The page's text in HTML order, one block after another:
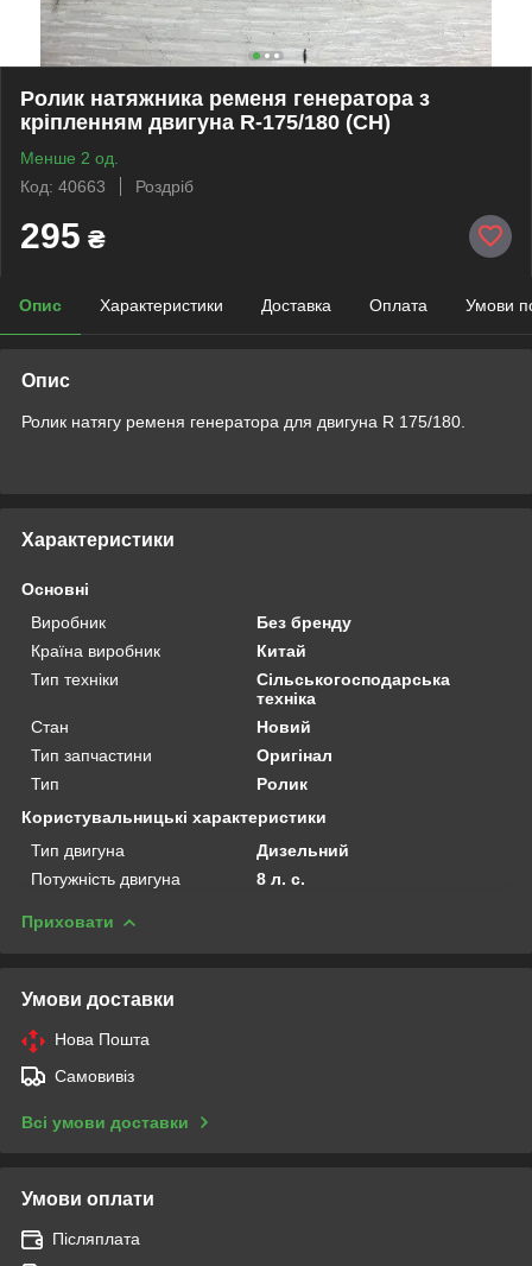
Ролик натяжника ременя генератора з
кріпленням двигуна R-175/180 (CH)
Менше 2 од.
Код: 40663
Роздріб
295 ₴
Опис Характеристики Доставка Оплата Умови
Опис
Ролик натягу ременя генератора для двигуна R 175/180.
Характеристики
Основні
Виробник
Без бренду
Країна виробник
Китай
Тип техніки
Сільськогосподарська
техніка
Стан
Новий
Тип запчастини
Оригінал
Тип
Ролик
Користувальницькі характеристики
Тип двигуна
Дизельний
Потужність двигуна
8 л. с.
Приховати
Умови доставки
Нова Пошта
Самовивіз
Всі умови доставки
Умови оплати
Післяплата